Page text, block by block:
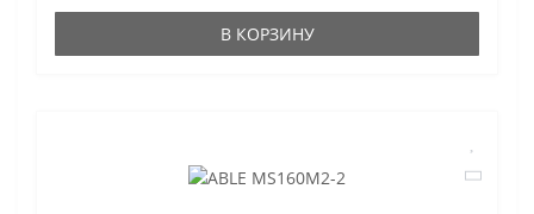
В КОРЗИНУ